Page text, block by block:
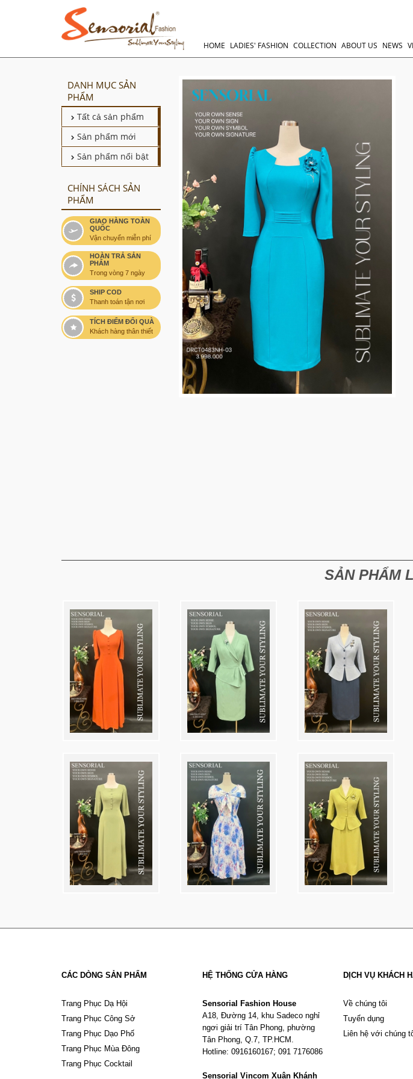
HOME LADIES' FASHION COLLECTION ABOUT US NEWS
DANH MỤC SẢN
PHẨM
Tất cả sản phẩm
Sản phẩm mới
Sản phẩm nổi bật
CHÍNH SÁCH SẢN
PHẨM
GIAO HÀNG TOÀN
QUỐC
Vận chuyển miễn phí
HOÀN TRẢ SẢN
PHẨM
Trong vòng 7 ngày
SHIP COD
Thanh toán tận nơi
TÍCH ĐIỂM ĐỔI QUÀ
Khách hàng thân thiết
SẢN PHẨM
CÁC DÒNG SẢN PHẨM
Trang Phục Dạ Hội
Trang Phục Công Sở
Trang Phục Dạo Phố
Trang Phục Mùa Đông
Trang Phục Cocktail
HỆ THỐNG CỬA HÀNG
Sensorial Fashion House
A18, Đường 14, khu Sadeco nghỉ
ngơi giải trí Tân Phong, phường
Tân Phong, Q.7, TP.HCM.
Hotline: 0916160167; 091 7176086
Sensorial Vincom Xuân Khánh
DỊCH VỤ KHÁCH
Về chúng tôi
Tuyển dụng
Liên hệ với chúng